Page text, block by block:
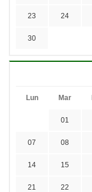
23 24
30
Lun Mar
01
07 08
14 15
21 22